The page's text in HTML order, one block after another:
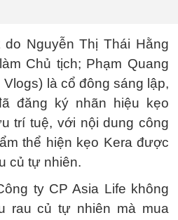
Nguyễn Thị Thái Hằng
Chủ tịch; Phạm Quang
là cổ đông sáng lập,
đăng ký nhãn hiệu kẹo
trí tuệ, với nội dung công
thể hiện kẹo Kera được
củ tự nhiên.
ty CP Asia Life không
rau củ tự nhiên mà mua